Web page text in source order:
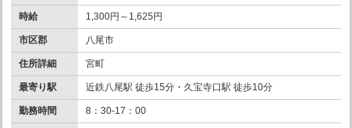
時給 1,300円～1,625円
市区郡 八尾市
住所詳細 宮町
最寄り駅 近鉄八尾駅 徒歩15分・久宝寺口駅 徒歩10分
勤務時間 8：30-17：00